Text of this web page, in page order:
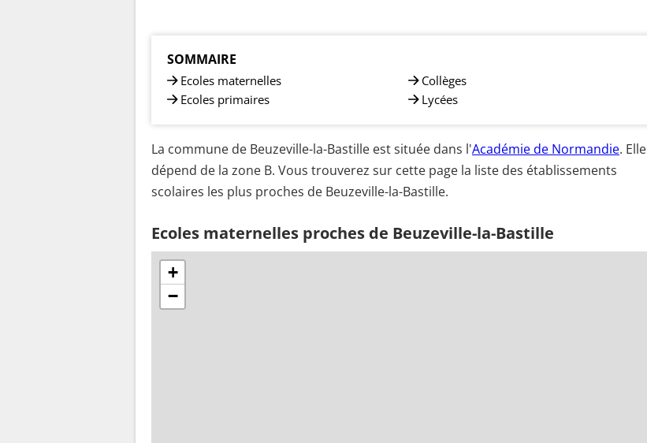
SOMMAIRE
Ecoles maternelles
Ecoles primaires
Collèges
Lycées
La commune de Beuzeville-la-Bastille est située dans l'Académie de Normandie. Elle
dépend de la zone B. Vous trouverez sur cette page la liste des établissements
scolaires les plus proches de Beuzeville-la-Bastille.
Ecoles maternelles proches de Beuzeville-la-Bastille
+
−